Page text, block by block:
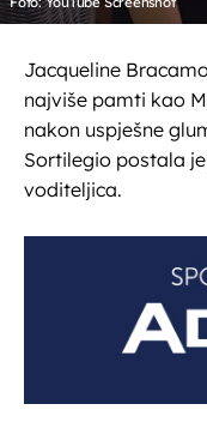
Jacqueline
najviše pamti kao
nakon uspješne
Sortilegio postala
voditeljica.